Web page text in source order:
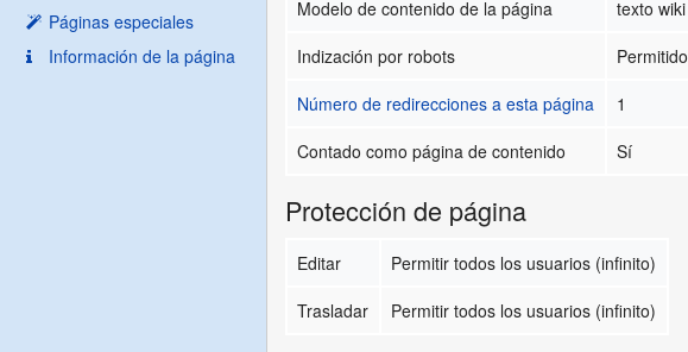
Páginas especiales
Información de la página
Modelo de contenido de la página
texto wiki
Indización por robots
Permitido
Número de redirecciones a esta página
1
Contado como página de contenido
Sí
Protección de página
Editar
Permitir todos los usuarios (infinito)
Trasladar
Permitir todos los usuarios (infinito)